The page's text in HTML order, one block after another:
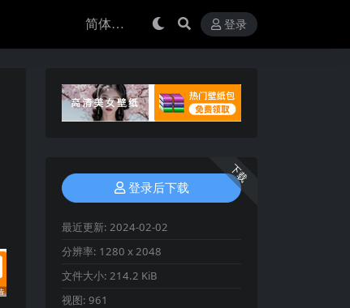
登录
下载
登录后下载
最近更新: 2024-02-02
分辨率: 1280 x 2048
文件大小: 214.2 KiB
视图: 961